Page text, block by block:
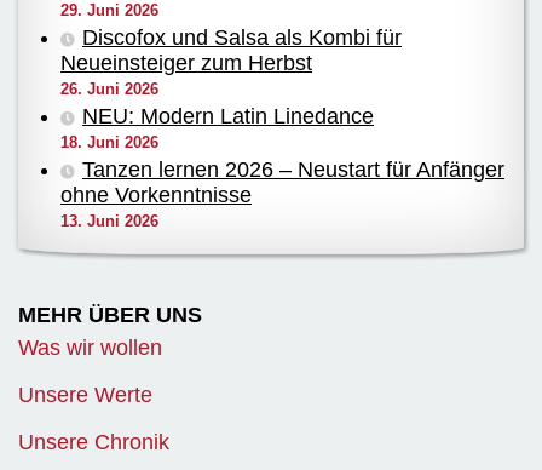
29. Juni 2026
Discofox und Salsa als Kombi für
Neueinsteiger zum Herbst
26. Juni 2026
NEU: Modern Latin Linedance
18. Juni 2026
Tanzen lernen 2026 – Neustart für Anfänger
ohne Vorkenntnisse
13. Juni 2026
MEHR ÜBER UNS
Was wir wollen
Unsere Werte
Unsere Chronik